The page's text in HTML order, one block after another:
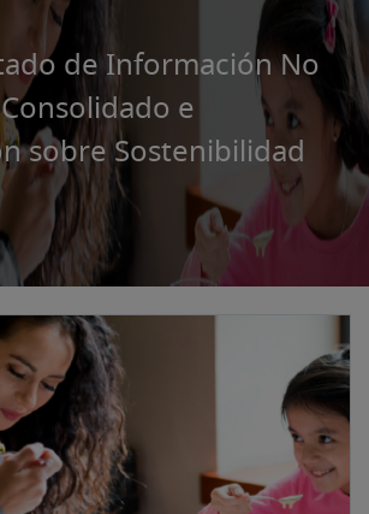
de Información No
e
sobre Sostenibilidad